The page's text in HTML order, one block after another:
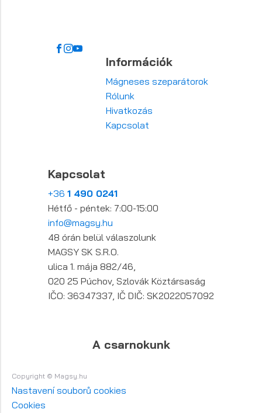
Információk
Mágneses szeparátorok
Rólunk
Hivatkozás
Kapcsolat
Kapcsolat
+36 1 490 0241
Hétfő - péntek: 7:00-15:00
info@magsy.hu
48 órán belül válaszolunk
MAGSY SK S.R.O.
ulica 1. mája 882/46,
020 25 Púchov, Szlovák Köztársaság
IČO: 36347337, IČ DIČ: SK2022057092
A csarnokunk
Copyright © Magsy.hu
Nastavení souborů cookies
Cookies